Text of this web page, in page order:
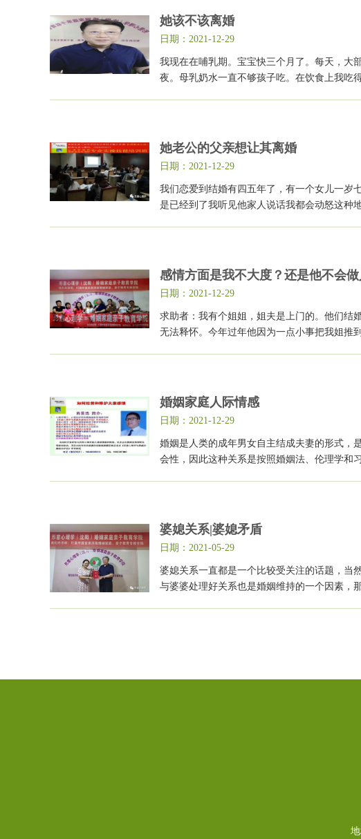
她该不该离婚
日期：2021-12-29
我现在在哺乳期。宝宝快三个月了。每天，大
夜。母乳奶水一直不够孩子吃。在饮食上我吃
她老公的父亲想让其离婚
日期：2021-12-29
我们恋爱到结婚有四五年了，有一个女儿一岁
是已经到了我听见他家人说话我都会动怒这种
感情方面是我不大度？还是他不会做
日期：2021-12-29
求助者：我有个姐姐，姐夫是上门的。他们结
无法释怀。今年过年他因为一点小事把我姐推
婚姻家庭人际情感
日期：2021-12-29
婚姻是人类的成年男女自主结成夫妻的形式，
会性，因此这种关系是按照婚姻法、伦理学和
婆媳关系|婆媳矛盾
日期：2021-05-29
婆媳关系一直都是一个比较受关注的话题，当
与婆婆处理好关系也是婚姻维持的一个因素，